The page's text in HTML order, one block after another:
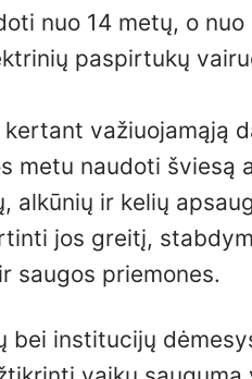
nuo 14 metų, o
paspirtukų
važiuojamąją
metu naudoti šviesą
alkūnių ir kelių
jos greitį,
saugos priemones.
institucijų